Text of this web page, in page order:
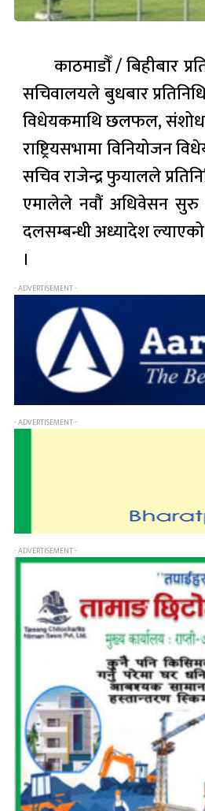
काठमाडौँ / बिहीबार
सचिवालयले बुधबार
विधेयकमाथि छलफल,
राष्ट्रियसभामा विनियोजन
सचिव राजेन्द्र फुयालले
एमालेले नवौं अधिवेसन सुरु
दलसम्बन्धी अध्यादेश
।
- ADVERTISEMENT -
- ADVERTISEMENT -
- ADVERTISEMENT -